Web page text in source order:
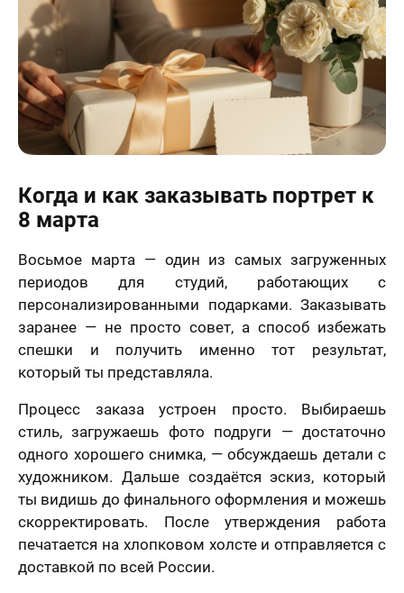
Когда и как заказывать портрет к
8 марта
Восьмое марта — один из самых загруженных
периодов для студий, работающих с
персонализированными подарками. Заказывать
заранее — не просто совет, а способ избежать
спешки и получить именно тот результат,
который ты представляла.
Процесс заказа устроен просто. Выбираешь
стиль, загружаешь фото подруги — достаточно
одного хорошего снимка, — обсуждаешь детали с
художником. Дальше создаётся эскиз, который
ты видишь до финального оформления и можешь
скорректировать. После утверждения работа
печатается на хлопковом холсте и отправляется с
доставкой по всей России.